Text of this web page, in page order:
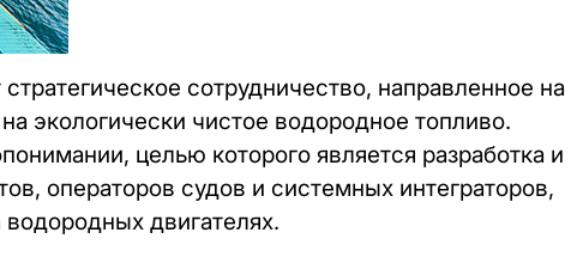
сотрудничество, направленное на
экологически чистое водородное топливо.
целью которого является разработка и
операторов судов и системных интеграторов,
двигателях.